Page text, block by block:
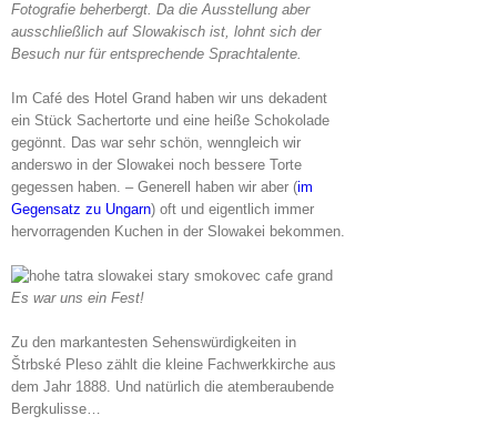
Fotografie beherbergt. Da die Ausstellung aber
ausschließlich auf Slowakisch ist, lohnt sich der
Besuch nur für entsprechende Sprachtalente.
Im Café des Hotel Grand haben wir uns dekadent
ein Stück Sachertorte und eine heiße Schokolade
gegönnt. Das war sehr schön, wenngleich wir
anderswo in der Slowakei noch bessere Torte
gegessen haben. – Generell haben wir aber (im
Gegensatz zu Ungarn) oft und eigentlich immer
hervorragenden Kuchen in der Slowakei bekommen.
Es war uns ein Fest!
Zu den markantesten Sehenswürdigkeiten in
Štrbské Pleso zählt die kleine Fachwerkkirche aus
dem Jahr 1888. Und natürlich die atemberaubende
Bergkulisse…